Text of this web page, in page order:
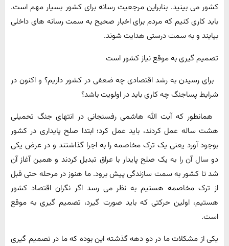
کشور می بینید. بنابراین مرجعیت رسانه برای کشور بسیار مهم است.
باید کاری کنیم که مردم برای اخبار صحیح به سمت رسانه های داخلی
بیایند و به سمت درستی هدایت شوند.
تصمیم گیری به موقع نیاز کشور است
برای رسیدن به رشد اقتصادی چه ضعفی در کشور داریم؟ و اکنون در
شرایط پساجنگ چه کاری باید در اولویت باشد؟
همانطور که آیت الله هاشمی رفسنجانی در انتهای جنگ تحمیلی
هشت ساله عمل کردند، باید عمل کرد؛ ابتدا صلح پایداری در کشور
بوجود آورد یعنی یک ترک مخاصمه را به اجرا گذاشتند و در عرض یکی
دو سال آن را به یک صلح پایدار با عراق تبدیل کردند و همین آغاز آن
شد تا کشور به سمت سازندگی پیش برود. ما هنوز در مرحله حتی قبل
از ترک مخاصمه هستیم به نظر می رسد اگر نگران اقتصاد کشور
هستیم، اولین حرکتی که باید صورت گیرد، تصمیم گیری به موقع
است.
یکی از مشکلات ما در دو دهه گذشته این بوده که ما در تصمیم گیری